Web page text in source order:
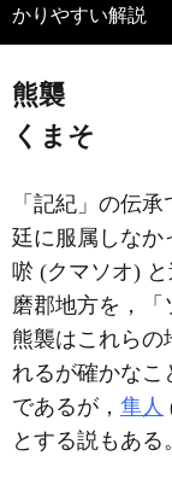
かりやすい解説
熊襲
くまそ
「記紀」の伝
廷に服属しなか
唹 (クマソオ)
磨郡地方を，「
熊襲はこれらの
れるが確かなこ
であるが， 隼人
とする説もある。